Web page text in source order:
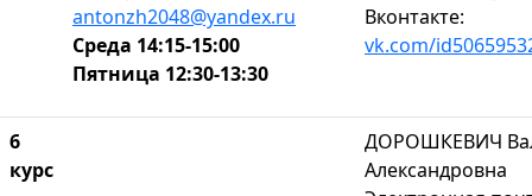
antonzh2048@yandex.ru
Среда 14:15-15:00
Пятница 12:30-13:30
Вконтакте:
vk.com/
6
курс
ДОРОШКЕВИЧ
Александровна